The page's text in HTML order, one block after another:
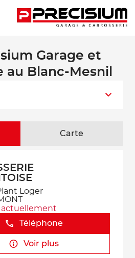
Garage et
au Blanc-Mesnil
Carte
Loger
actuellement
Téléphone
Voir plus